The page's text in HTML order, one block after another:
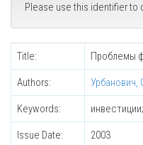
Please use this identifier to
Title: Проблемы
Authors: Урбанович,
Keywords:
Issue Date: 2003